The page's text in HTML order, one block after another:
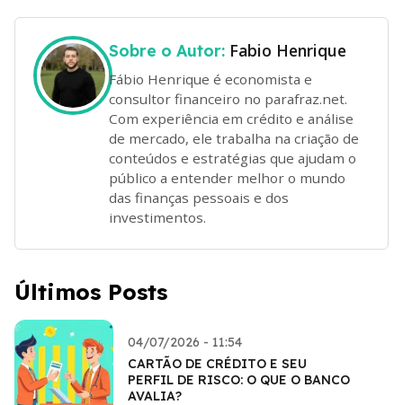
Sobre o Autor: Fabio Henrique
Fábio Henrique é economista e
consultor financeiro no parafraz.net.
Com experiência em crédito e análise
de mercado, ele trabalha na criação de
conteúdos e estratégias que ajudam o
público a entender melhor o mundo
das finanças pessoais e dos
investimentos.
Últimos Posts
04/07/2026 - 11:54
CARTÃO DE CRÉDITO E SEU
PERFIL DE RISCO: O QUE O BANCO
AVALIA?